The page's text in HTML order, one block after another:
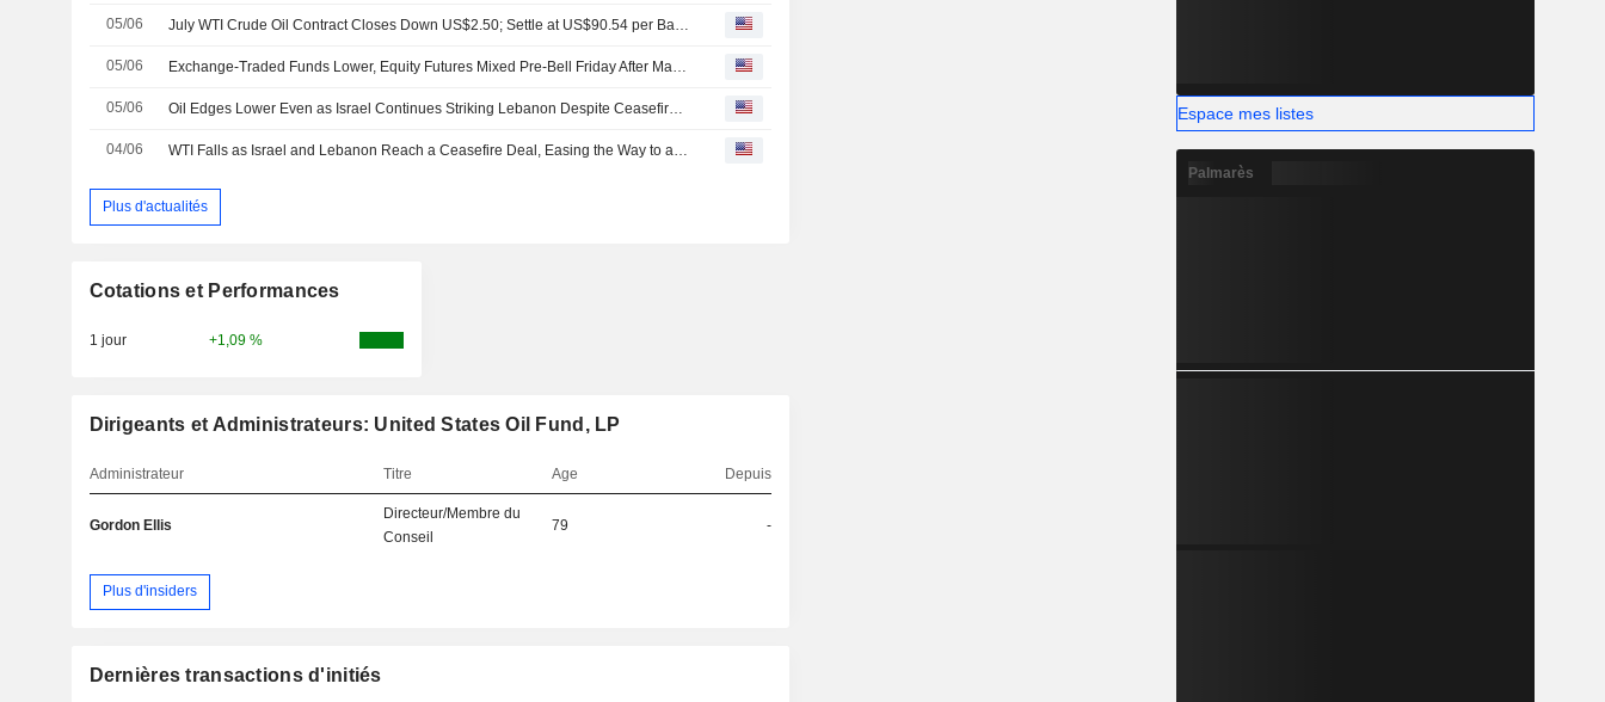
05/06 July WTI Crude Oil Contract Closes Down US$2.50; Settle at US$90.54 per Barrel
05/06 Exchange-Traded Funds Lower, Equity Futures Mixed Pre-Bell Friday After May Jobs Report
05/06 Oil Edges Lower Even as Israel Continues Striking Lebanon Despite Ceasefire Deal
04/06 WTI Falls as Israel and Lebanon Reach a Ceasefire Deal, Easing the Way to a Potential U.S.-Iran Truce
Plus d'actualités
Cotations et Performances
1 jour +1,09 %
Dirigeants et Administrateurs: United States Oil Fund, LP
Administrateur Titre Age Depuis
Gordon Ellis
Directeur/Membre du
Conseil
79 -
Plus d'insiders
Dernières transactions d'initiés
Espace mes listes
Palmarès